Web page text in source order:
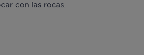
con las rocas.